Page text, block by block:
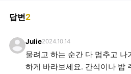
답변2
Julie2024.10.14
물려고 하는 순간 다 멈추고 나
하게 바라보세요. 간식이나 밥